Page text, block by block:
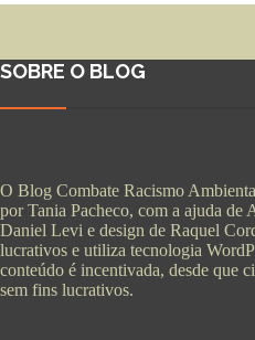
SOBRE O BLOG
O Blog Combate Racismo
por Tania Pacheco, com a ajuda de
Daniel Levi e design de Raquel
lucrativos e utiliza tecnologia
conteúdo é incentivada, desde que
sem fins lucrativos.